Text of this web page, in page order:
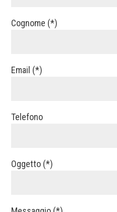
Cognome (*)
Email (*)
Telefono
Oggetto (*)